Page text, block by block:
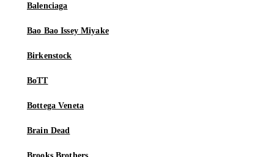
Balenciaga
Bao Bao Issey Miyake
Birkenstock
BoTT
Bottega Veneta
Brain Dead